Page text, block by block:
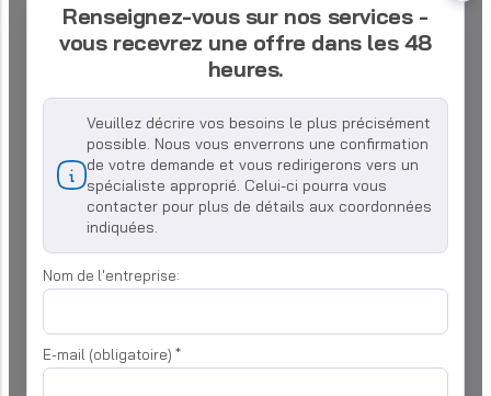
Renseignez-vous sur nos services -
vous recevrez une offre dans les 48
heures.
Veuillez décrire vos besoins le plus précisément
possible. Nous vous enverrons une confirmation
de votre demande et vous redirigerons vers un
spécialiste approprié. Celui-ci pourra vous
contacter pour plus de détails aux coordonnées
indiquées.
Nom de l'entreprise:
E-mail (obligatoire) *